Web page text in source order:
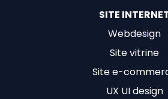
SITE
Webdesign
Site vitrine
Site e-
UX UI design